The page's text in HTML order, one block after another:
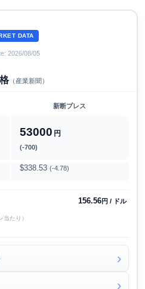
DATA
2026/08/05
（産業新聞）
新断プレス
53000 円
(-700)
$338.53 (-4.78)
156.56円 / ドル
たり）